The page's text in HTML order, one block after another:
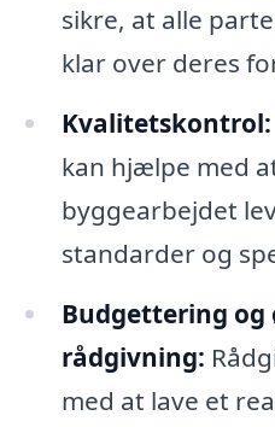
sikre, at alle
klar over deres
Kvalitetskontrol:
kan hjælpe med
byggearbejdet
standarder og
Budgettering og
rådgivning:
med at lave et